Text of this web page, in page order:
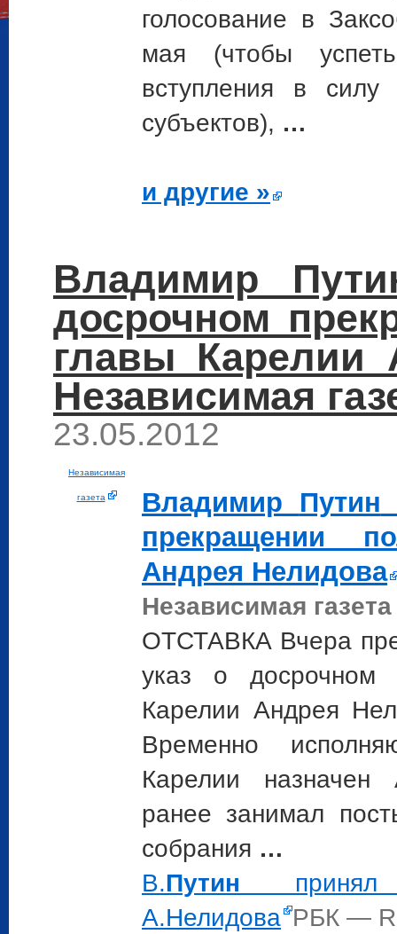
голосование в
мая (чтобы
вступления в
субъектов), …
и другие »
Владимир
досрочном
главы
Независимая
23.05.2012
Независимая
газета Владимир Путин
прекращении
Андрея Нелидова
Независимая газета
ОТСТАВКА Вчера
указ о досрочном
Карелии Андрея
Временно
Карелии назначен
ранее занимал
собрания …
В.Путин принял
А.Нелидова РБК —